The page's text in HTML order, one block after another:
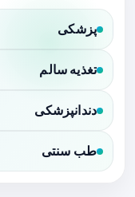
پزشکی
تغذیه سالم
دندانپزشکی
طب سنتی